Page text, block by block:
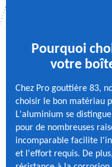
Pourquoi
votre
Chez Pro gouttière 83,
choisir le bon matériau
L'aluminium se
pour de nombreuses
incomparable facilite
et l'effort requis. De